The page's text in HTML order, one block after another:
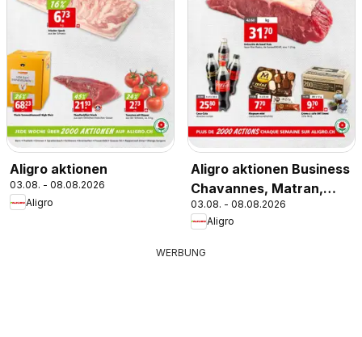
Aligro aktionen
03.08. - 08.08.2026
Aligro
Aligro aktionen Business
Chavannes, Matran,
Genève, Sion
03.08. - 08.08.2026
Aligro
WERBUNG